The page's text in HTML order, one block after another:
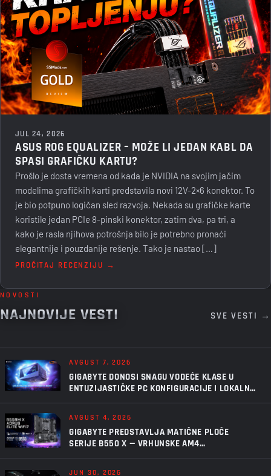
JUL 24, 2026
ASUS ROG EQUALIZER – MOŽE LI JEDAN KABL DA
SPASI GRAFIČKU KARTU?
Prošlo je dosta vremena od kada je NVIDIA na svojim jačim
modelima grafičkih karti predstavila novi 12V-2×6 konektor. To
je bio potpuno logičan sled razvoja. Nekada su grafičke karte
koristile jedan PCIe 8-pinski konektor, zatim dva, pa tri, a
kako je rasla njihova potrošnja bilo je potrebno pronaći
elegantnije i pouzdanije rešenje. Tako je nastao […]
PROČITAJ RECENZIJU →
NOVOSTI
NAJNOVIJE VESTI SVE VESTI →
AVGUST 7, 2026
GIGABYTE DONOSI SNAGU VODEĆE KLASE U
ENTUZIJASTIČKE PC KONFIGURACIJE I LOKALNU
VEŠTAČKU INTELIGENCIJU UZ AORUS P1600W
AVGUST 4, 2026
GIGABYTE PREDSTAVLJA MATIČNE PLOČE
SERIJE B550 X — VRHUNSKE AM4
PERFORMANSE, U NOVOM IZDANJU
JUN 30, 2026